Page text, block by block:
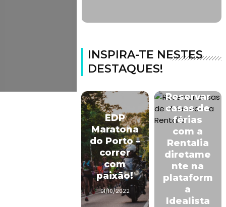
INSPIRA-TE NESTES
DESTAQUES!
EDP
Maratona
do Porto –
correr
com
paixão!
01/10/2022
Reservar
casas de
férias
com a
Rentalia
diretame
nte na
plataform
a
Idealista